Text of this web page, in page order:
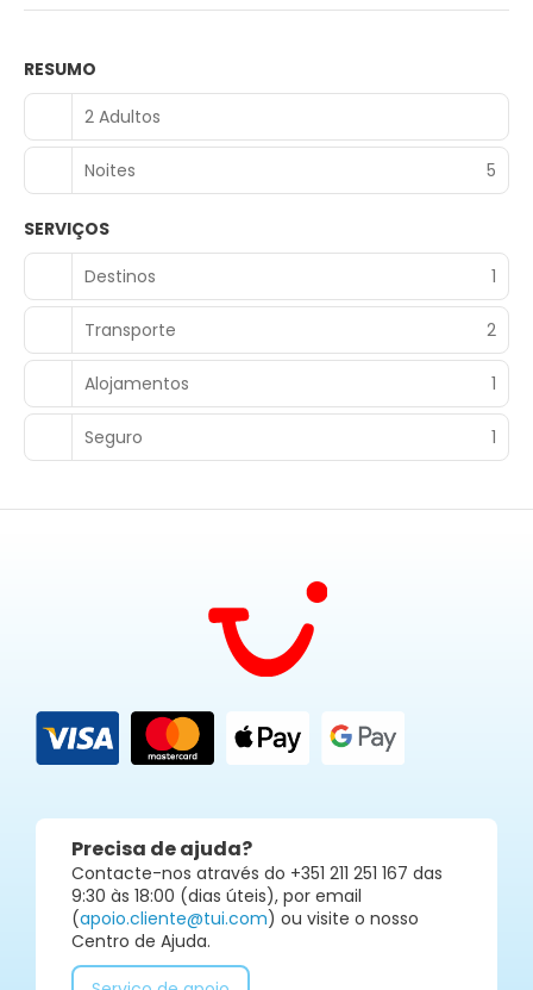
RESUMO
2 Adultos
Noites 5
SERVIÇOS
Destinos
1
Transporte 2
Alojamentos 1
Seguro 1
Precisa de ajuda?
Contacte-nos através do +351 211 251 167 das
9:30 às 18:00 (dias úteis), por email
(apoio.cliente@tui.com) ou visite o nosso
Centro de Ajuda.